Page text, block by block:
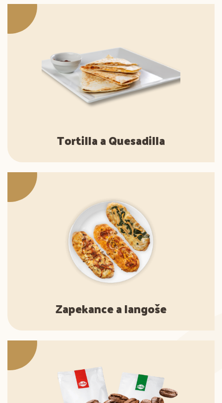
Tortilla a Quesadilla
Zapekance a langoše